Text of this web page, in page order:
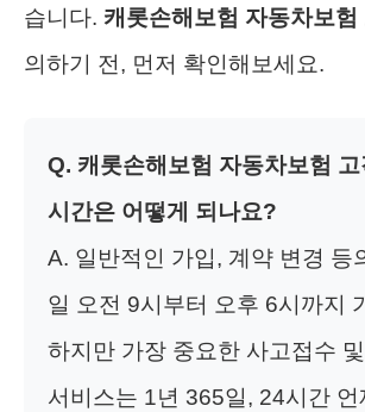
습니다. 캐롯손해보험 자동차보험
의하기 전, 먼저 확인해보세요.
Q. 캐롯손해보험 자동차보험
시간은 어떻게 되나요?
A. 일반적인 가입, 계약 변경 등
일 오전 9시부터 오후 6시까지
하지만 가장 중요한 사고접수
서비스는 1년 365일, 24시간